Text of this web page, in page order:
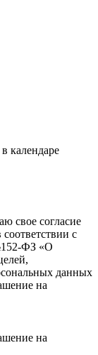
свое согласие
с
ФЗ «О
данных
на
на